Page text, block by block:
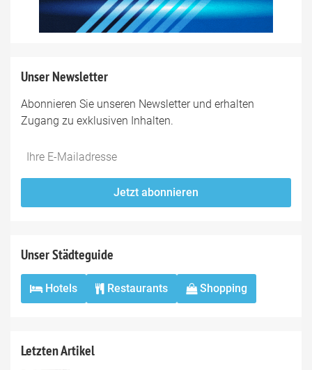
Unser Newsletter
Abonnieren Sie unseren Newsletter und erhalten
Zugang zu exklusiven Inhalten.
Do
*Ihre
Jetzt abonnieren
Unser Städteguide
Hotels Restaurants Shopping
Letzten Artikel